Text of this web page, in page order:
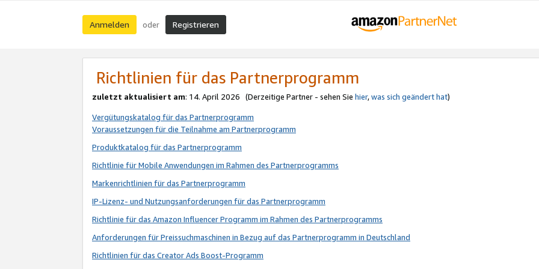
Anmelden oder Registrieren
Richtlinien für das Partnerprogramm
zuletzt aktualisiert am: 14. April 2026 (Derzeitige Partner - sehen Sie hier,was sich geändert hat)
Vergütungskatalog für das Partnerprogramm
Voraussetzungen für die Teilnahme am Partnerprogramm
Produktkatalog für das Partnerprogramm
Richtlinie für Mobile Anwendungen im Rahmen des Partnerprogramms
Markenrichtlinien für das Partnerprogramm
IP-Lizenz- und Nutzungsanforderungen für das Partnerprogramm
Richtlinie für das Amazon Influencer Programm im Rahmen des Partnerprogramms
Anforderungen für Preissuchmaschinen in Bezug auf das Partnerprogramm in Deutschland
Richtlinien für das Creator Ads Boost-Programm